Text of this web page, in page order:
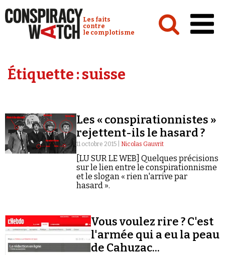
Conspiracy Watch :
Les faits
contre
le complotisme
Analyses
Vidéos
Émissions
Revues de presse
Newsletter
Étiquette :suisse
Les « conspirationnistes »
rejettent-ils le hasard ?
11 octobre 2015 | Nicolas Gauvrit
[LU SUR LE WEB] Quelques précisions
sur le lien entre le conspirationnisme
et le slogan « rien n'arrive par
hasard ».
Vous voulez rire ? C'est
l'armée qui a eu la peau
de Cahuzac...